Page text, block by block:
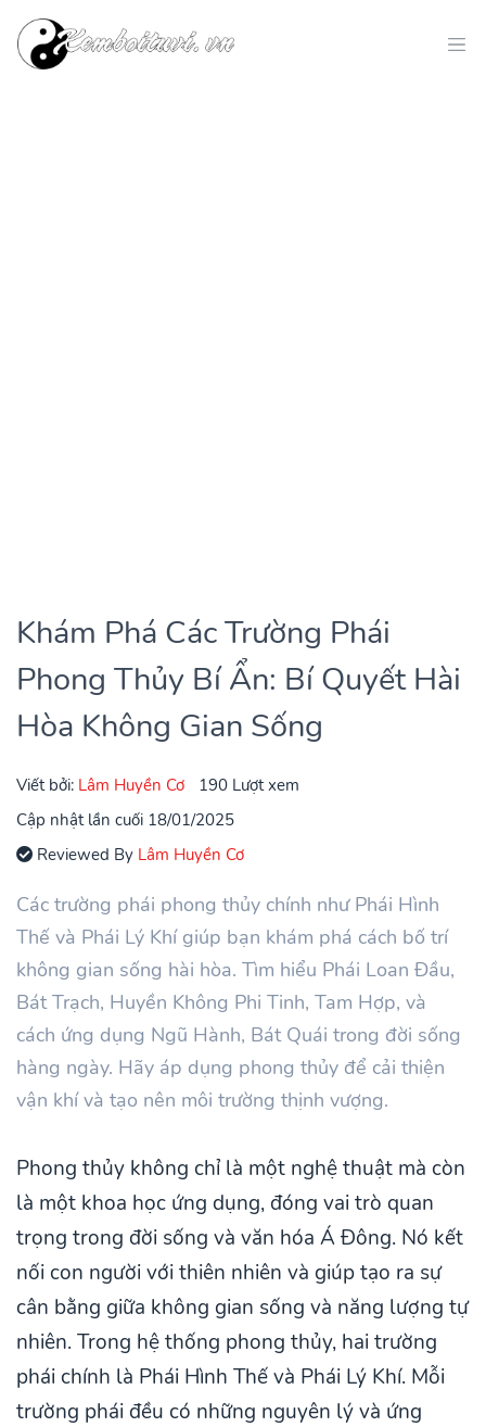
Khám Phá Các Trường Phái
Phong Thủy Bí Ẩn: Bí Quyết Hài
Hòa Không Gian Sống
Viết bởi: Lâm Huyền Cơ
190 Lượt xem
Cập nhật lần cuối 18/01/2025
Reviewed By Lâm Huyền Cơ
Các trường phái phong thủy chính như Phái Hình
Thế và Phái Lý Khí giúp bạn khám phá cách bố trí
không gian sống hài hòa. Tìm hiểu Phái Loan Đầu,
Bát Trạch, Huyền Không Phi Tinh, Tam Hợp, và
cách ứng dụng Ngũ Hành, Bát Quái trong đời sống
hàng ngày. Hãy áp dụng phong thủy để cải thiện
vận khí và tạo nên môi trường thịnh vượng.
Phong thủy không chỉ là một nghệ thuật mà còn
là một khoa học ứng dụng, đóng vai trò quan
trọng trong đời sống và văn hóa Á Đông. Nó kết
nối con người với thiên nhiên và giúp tạo ra sự
cân bằng giữa không gian sống và năng lượng tự
nhiên. Trong hệ thống phong thủy, hai trường
phái chính là Phái Hình Thế và Phái Lý Khí. Mỗi
trường phái đều có những nguyên lý và ứng